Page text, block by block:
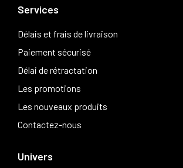
Services
Délais et frais de livraison
Paiement sécurisé
Délai de rétractation
Les promotions
Les nouveaux produits
Contactez-nous
Univers